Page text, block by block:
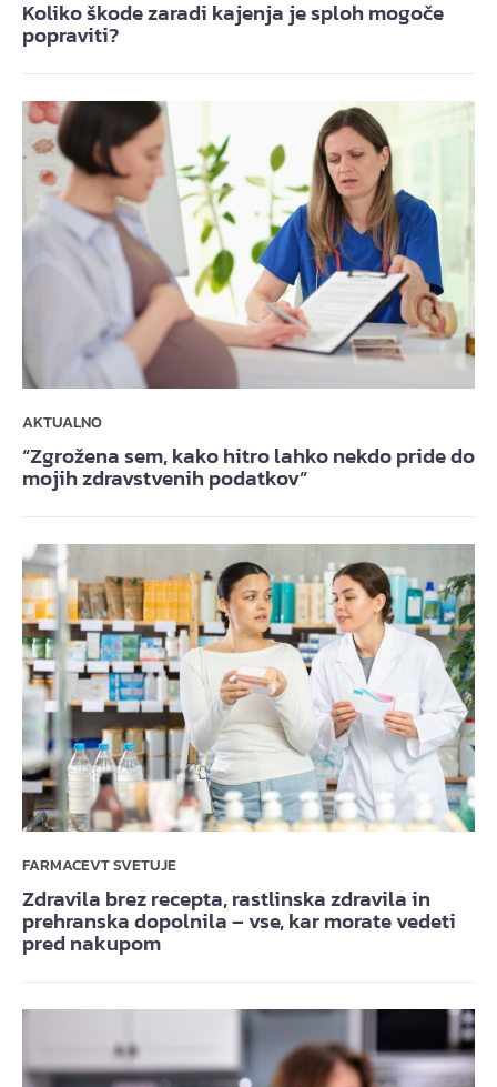
Koliko škode zaradi kajenja je sploh mogoče
popraviti?
AKTUALNO
“Zgrožena sem, kako hitro lahko nekdo pride do
mojih zdravstvenih podatkov”
FARMACEVT SVETUJE
Zdravila brez recepta, rastlinska zdravila in
prehranska dopolnila – vse, kar morate vedeti
pred nakupom